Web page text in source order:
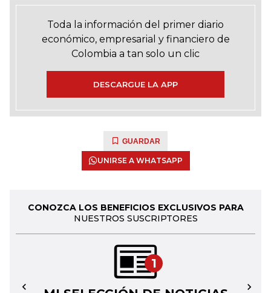
Toda la información del primer diario
económico, empresarial y financiero de
Colombia a tan solo un clic
DESCARGUE LA APP
GUARDAR
UNIRSE A WHATSAPP
CONOZCA LOS BENEFICIOS EXCLUSIVOS PARA
NUESTROS SUSCRIPTORES
1